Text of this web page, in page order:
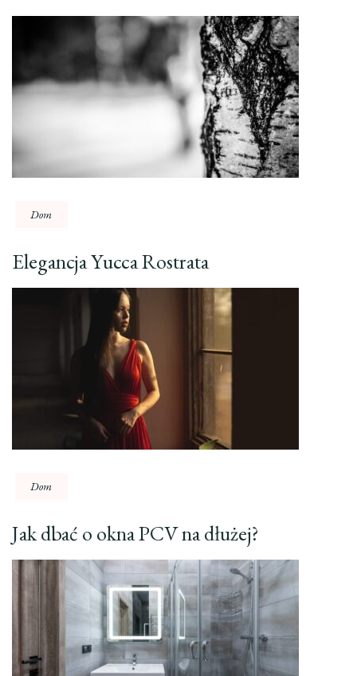
Dom
Elegancja Yucca Rostrata
Dom
Jak dbać o okna PCV na dłużej?